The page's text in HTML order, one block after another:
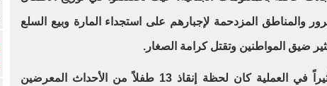
والمناطق المزدحمة لإجبارهم على استجداء المارة وبيع السلع
ضيق المواطنين وتقتل كرامة الصغار.
المشهد الأكثر تأثيراً في العملية كان لحظة إنقاذ 13 طفلاً من الأحداث المعرضين